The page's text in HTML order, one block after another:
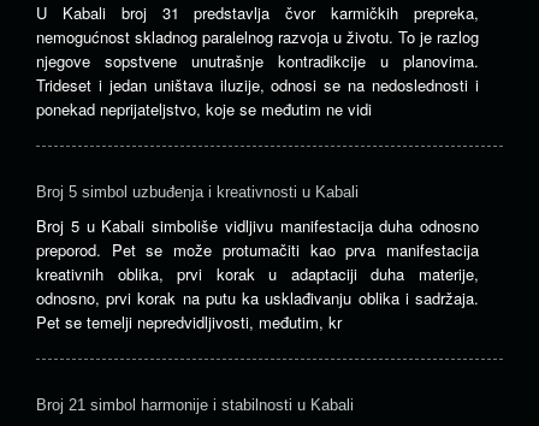
U Kabali broj 31 predstavlja čvor karmičkih prepreka,
nemogućnost skladnog paralelnog razvoja u životu. To je razlog
njegove sopstvene unutrašnje kontradikcije u planovima.
Trideset i jedan uništava iluzije, odnosi se na nedoslednosti i
ponekad neprijateljstvo, koje se međutim ne vidi
Broj 5 simbol uzbuđenja i kreativnosti u Kabali
Broj 5 u Kabali simboliše vidljivu manifestacija duha odnosno
preporod. Pet se može protumačiti kao prva manifestacija
kreativnih oblika, prvi korak u adaptaciji duha materije,
odnosno, prvi korak na putu ka usklađivanju oblika i sadržaja.
Pet se temelji nepredvidljivosti, međutim, kr
Broj 21 simbol harmonije i stabilnosti u Kabali